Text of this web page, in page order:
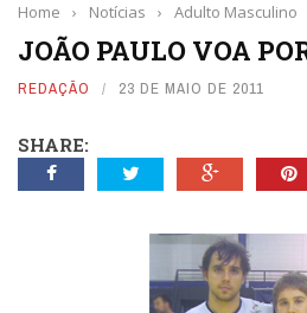
Home › Notícias › Adulto Masculino
JOÃO PAULO VOA
REDAÇÃO 23 DE MAIO DE 2011
SHARE: